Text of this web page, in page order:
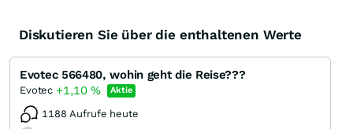
Diskutieren Sie über die enthaltenen Werte
Evotec 566480, wohin geht die Reise???
Evotec +1,10% Aktie
1188 Aufrufe heute